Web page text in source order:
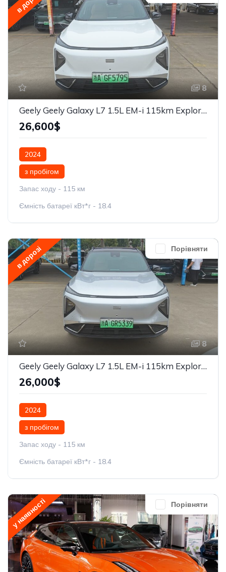
8
Geely Geely Galaxy L7 1.5L EM-i 115km Explore+
26,600$
2024
з пробігом
Запас ходу - 115 км
Ємність батареї кВт*г - 18.4
Порівняти
в дорозі
8
Geely Geely Galaxy L7 1.5L EM-i 115km Explore+
26,000$
2024
з пробігом
Запас ходу - 115 км
Ємність батареї кВт*г - 18.4
Порівняти
у наявності